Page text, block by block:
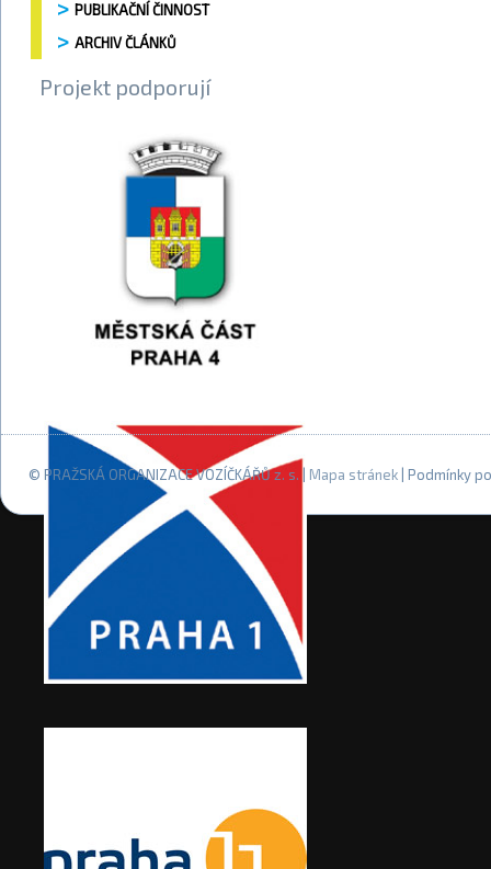
PUBLIKAČNÍ ČINNOST
ARCHIV ČLÁNKŮ
Projekt podporují
© PRAŽSKÁ ORGANIZACE VOZÍČKÁŘŮ z. s. | Mapa stránek | Podmínky